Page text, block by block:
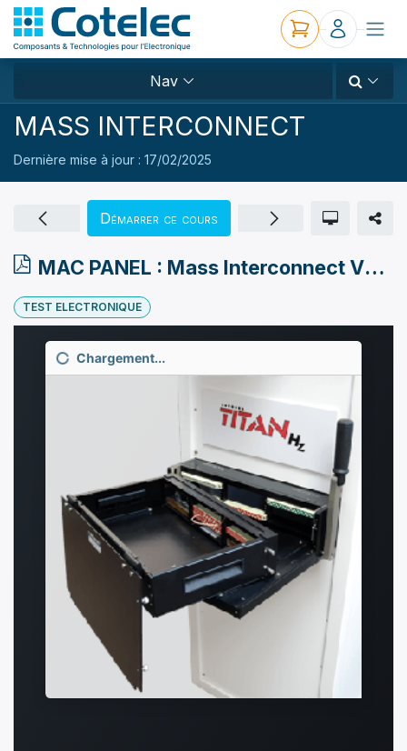
Nav
MASS INTERCONNECT
Dernière mise à jour : 17/02/2025
MAC PANEL : Mass Interconnect VXI /// TITAN
Démarrer ce cours
TEST ELECTRONIQUE